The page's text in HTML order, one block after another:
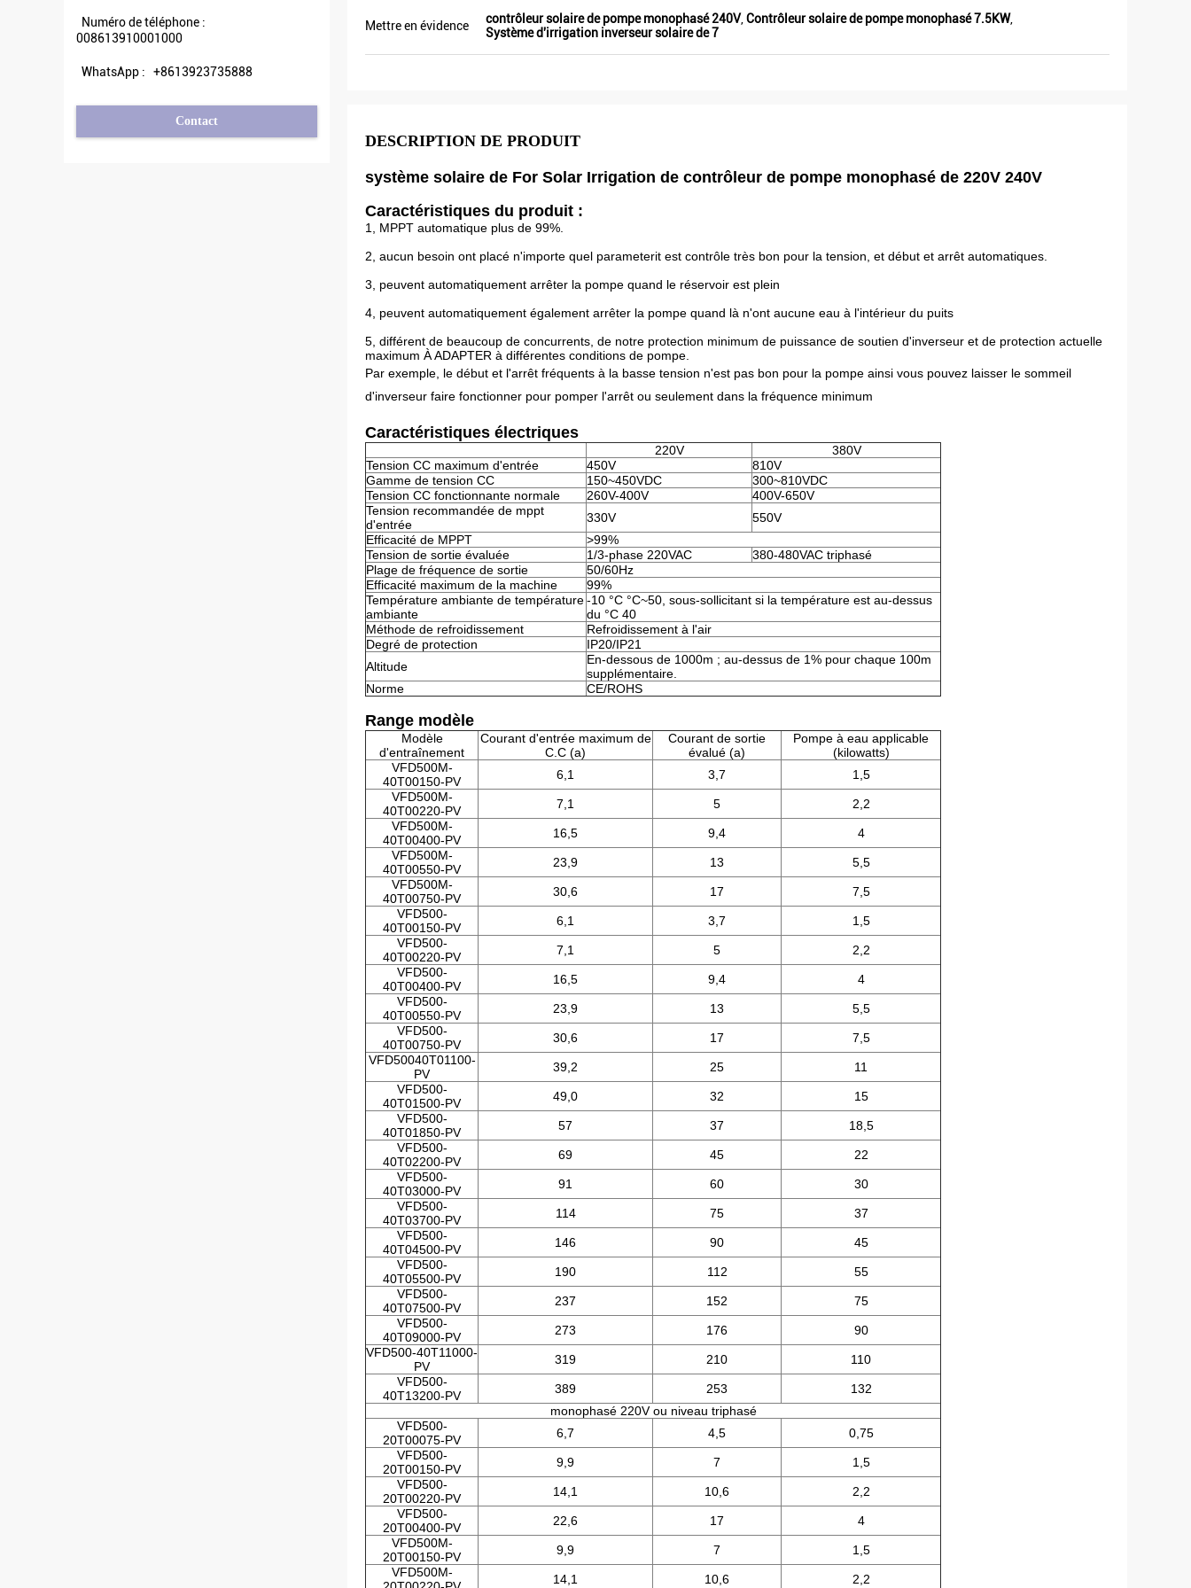
Numéro de téléphone :
008613910001000
WhatsApp : +8613923735888
Contact
Mettre en évidence contrôleur solaire de pompe monophasé 240V Contrôleur solaire de pompe monophasé 7.5KW,
Système d'irrigation inverseur solaire de 7
DESCRIPTION DE PRODUIT
système solaire de For Solar Irrigation de contrôleur de pompe monophasé de 220V 240V
Caractéristiques du produit :
1, MPPT automatique plus de 99%.
2, aucun besoin ont placé n'importe quel parameterit est contrôle très bon pour la tension, et début et arrêt automatiques.
3, peuvent automatiquement arrêter la pompe quand le réservoir est plein
4, peuvent automatiquement également arrêter la pompe quand là n'ont aucune eau à l'intérieur du puits
5, différent de beaucoup de concurrents, de notre protection minimum de puissance de soutien d'inverseur et de protection actuelle
maximum À ADAPTER à différentes conditions de pompe.
Par exemple, le début et l'arrêt fréquents à la basse tension n'est pas bon pour la pompe ainsi vous pouvez laisser le sommeil
d'inverseur faire fonctionner pour pomper l'arrêt ou seulement dans la fréquence minimum
Caractéristiques électriques
220V
380V
Tension CC maximum d'entrée
450V
810V
Gamme de tension CC
150~450VDC
300~810VDC
Tension CC fonctionnante normale
260V-400V
400V-650V
Tension recommandée de mppt
d'entrée
330V
550V
Efficacité de MPPT
>99%
Tension de sortie évaluée
1/3-phase 220VAC
380-480VAC triphasé
Plage de fréquence de sortie
50/60Hz
Efficacité maximum de la machine
99%
Température ambiante de température
ambiante
-10 °C °C~50, sous-sollicitant si la température est au-dessus
du °C 40
Méthode de refroidissement
Refroidissement à l'air
Degré de protection
IP20/IP21
Altitude
En-dessous de 1000m ; au-dessus de 1% pour chaque 100m
supplémentaire.
Norme
CE/ROHS
Range modèle
Modèle
d'entraînement
Courant d'entrée maximum de
C.C (a)
Courant de sortie
évalué (a)
Pompe à eau applicable
(kilowatts)
VFD500M-
40T00150-PV
6,1 3,7
1,5
VFD500M-
40T00220-PV
7,1 5
2,2
VFD500M-
40T00400-PV
16,5 9,4
4
VFD500M-
40T00550-PV
23,9 13
5,5
VFD500M-
40T00750-PV
30,6 17
7,5
VFD500-
40T00150-PV
6,1 3,7
1,5
VFD500-
40T00220-PV
7,1 5
2,2
VFD500-
40T00400-PV
16,5 9,4
4
VFD500-
40T00550-PV
23,9 13
5,5
VFD500-
40T00750-PV
30,6 17
7,5
VFD50040T01100-
PV
39,2 25
11
VFD500-
40T01500-PV
49,0 32
15
VFD500-
40T01850-PV
57 37
18,5
VFD500-
40T02200-PV
69 45
22
VFD500-
40T03000-PV
91 60
30
VFD500-
40T03700-PV
114 75
37
VFD500-
40T04500-PV
146 90
45
VFD500-
40T05500-PV
190 112
55
VFD500-
40T07500-PV
237 152
75
VFD500-
40T09000-PV
273 176
90
VFD500-40T11000-
PV
319 210
110
VFD500-
40T13200-PV
389 253
132
monophasé 220V ou niveau triphasé
VFD500-
20T00075-PV
6,7 4,5
0,75
VFD500-
20T00150-PV
9,9 7
1,5
VFD500-
20T00220-PV
14,1 10,6
2,2
VFD500-
20T00400-PV
22,6 17
4
VFD500M-
20T00150-PV
9,9 7
1,5
VFD500M-
14,1 10,6 2,2